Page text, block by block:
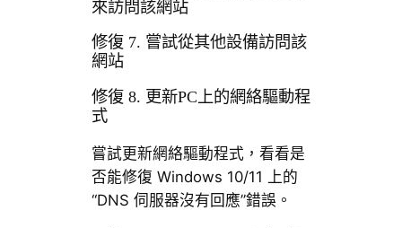
來訪問該網站
修復 7. 嘗試從其他設備訪問該
網站
修復 8. 更新PC上的網絡驅動程
式
嘗試更新網絡驅動程式，看看是
否能修復 Windows 10/11 上的
“DNS 伺服器沒有回應”錯誤。